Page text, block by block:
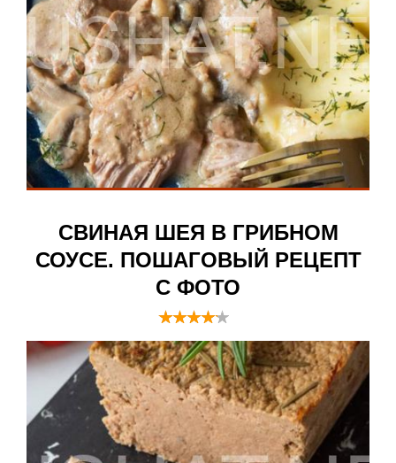
СВИНАЯ ШЕЯ В ГРИБНОМ
СОУСЕ. ПОШАГОВЫЙ РЕЦЕПТ
С ФОТО